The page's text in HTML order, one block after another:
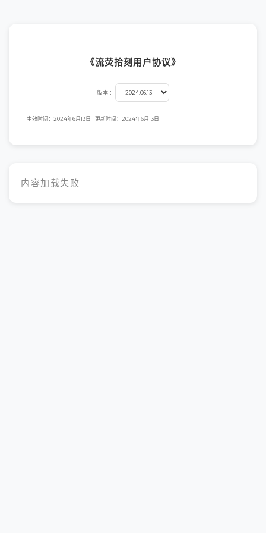
《流荧拾刻用户协议》
版本：
生效时间：2024年6月13日 | 更新时间：2024年6月13日
内容加载失败